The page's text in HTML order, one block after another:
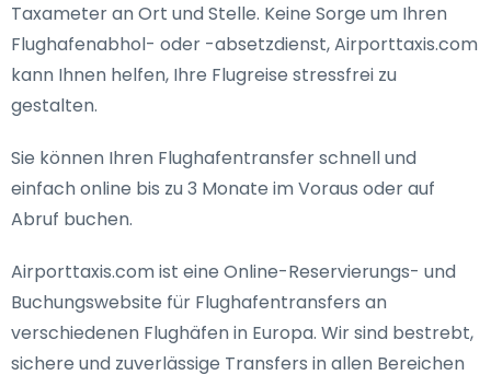
Taxameter an Ort und Stelle. Keine Sorge um Ihren
Flughafenabhol- oder -absetzdienst, Airporttaxis.com
kann Ihnen helfen, Ihre Flugreise stressfrei zu
gestalten.
Sie können Ihren Flughafentransfer schnell und
einfach online bis zu 3 Monate im Voraus oder auf
Abruf buchen.
Airporttaxis.com ist eine Online-Reservierungs- und
Buchungswebsite für Flughafentransfers an
verschiedenen Flughäfen in Europa. Wir sind bestrebt,
sichere und zuverlässige Transfers in allen Bereichen